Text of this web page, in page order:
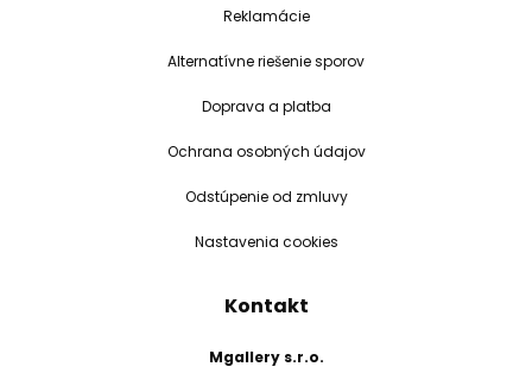
Reklamácie
Alternatívne riešenie sporov
Doprava a platba
Ochrana osobných údajov
Odstúpenie od zmluvy
Nastavenia cookies
Kontakt
Mgallery s.r.o.